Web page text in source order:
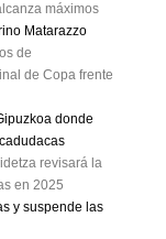
máximos
Matarazzo
de
de Copa frente
donde
revisará la
en 2025
y suspende las